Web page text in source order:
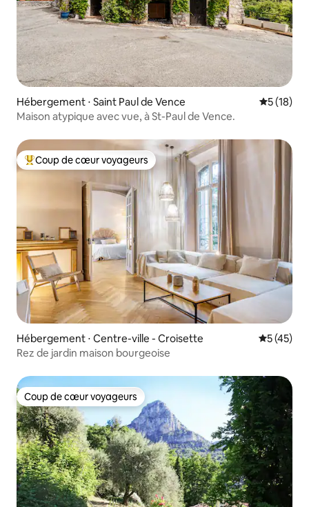
Hébergement ⋅ Saint Paul de Vence
5 (18)
Maison atypique avec vue, à St-Paul de Vence.
Coups de cœur voyageurs les plus appréciés
Coup de cœur voyageurs
Hébergement ⋅ Centre-ville - Croisette
5 (45)
Rez de jardin maison bourgeoise
Coup de cœur voyageurs
Coup de cœur voyageurs